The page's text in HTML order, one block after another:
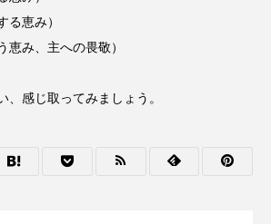
恵み）
み、主への畏敬）
、感じ取ってみましょう。